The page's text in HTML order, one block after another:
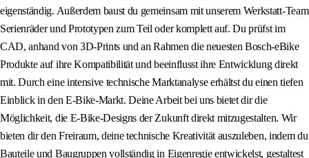
eigenständig. Außerdem baust du gemeinsam mit unserem Werkstatt‑Team
Serienräder und Prototypen zum Teil oder komplett auf. Du prüfst im
CAD, anhand von 3D‑Prints und an Rahmen die neuesten Bosch‑eBike
Produkte auf ihre Kompatibilität und beeinflusst ihre Entwicklung direkt
mit. Durch eine intensive technische Marktanalyse erhältst du einen tiefen
Einblick in den E‑Bike‑Markt. Deine Arbeit bei uns bietet dir die
Möglichkeit, die E‑Bike‑Designs der Zukunft direkt mitzugestalten. Wir
bieten dir den Freiraum, deine technische Kreativität auszuleben, indem du
Bauteile und Baugruppen vollständig in Eigenregie entwickelst, gestaltest